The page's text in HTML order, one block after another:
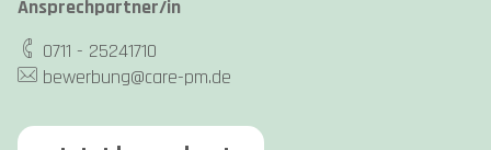
Ansprechpartner/in
0711 - 25241710
bewerbung@care-pm.de